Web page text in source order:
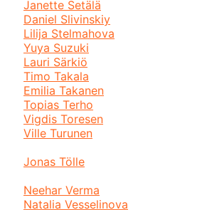
Janette Setälä
Daniel Slivinskiy
Lilija Stelmahova
Yuya Suzuki
Lauri Särkiö
Timo Takala
Emilia Takanen
Topias Terho
Vigdis Toresen
Ville Turunen
Jonas Tölle
Neehar Verma
Natalia Vesselinova